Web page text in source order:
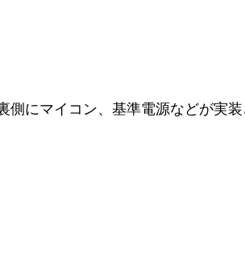
にマイコン、基準電源などが実装